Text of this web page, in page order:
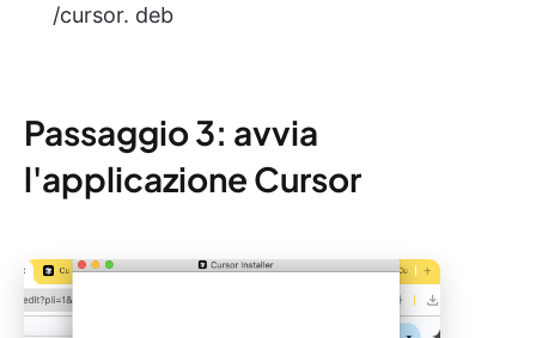
/cursor. deb
Passaggio 3: avvia
l'applicazione Cursor